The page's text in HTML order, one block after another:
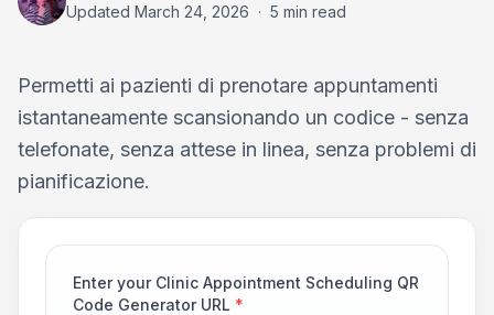
Updated March 24, 2026 · 5 min read
Permetti ai pazienti di prenotare appuntamenti
istantaneamente scansionando un codice - senza
telefonate, senza attese in linea, senza problemi di
pianificazione.
Enter your Clinic Appointment Scheduling QR
Code Generator URL *